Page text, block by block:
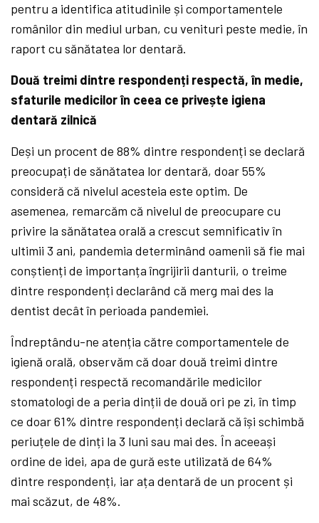
pentru a identifica atitudinile și comportamentele
românilor din mediul urban, cu venituri peste medie, în
raport cu sănătatea lor dentară.
Două treimi dintre respondenți respectă, în medie,
sfaturile medicilor în ceea ce privește igiena
dentară zilnică
Deși un procent de 88% dintre respondenți se declară
preocupați de sănătatea lor dentară, doar 55%
consideră că nivelul acesteia este optim. De
asemenea, remarcăm că nivelul de preocupare cu
privire la sănătatea orală a crescut semnificativ în
ultimii 3 ani, pandemia determinând oamenii să fie mai
conștienți de importanța îngrijirii danturii, o treime
dintre respondenți declarând că merg mai des la
dentist decât în perioada pandemiei.
Îndreptându-ne atenția către comportamentele de
igienă orală, observăm că doar două treimi dintre
respondenți respectă recomandările medicilor
stomatologi de a peria dinții de două ori pe zi, în timp
ce doar 61% dintre respondenți declară că își schimbă
periuțele de dinți la 3 luni sau mai des. În aceeași
ordine de idei, apa de gură este utilizată de 64%
dintre respondenți, iar ața dentară de un procent și
mai scăzut, de 48%.